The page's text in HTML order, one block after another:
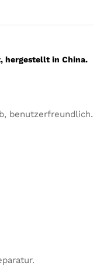
hergestellt in China.
benutzerfreundlich.